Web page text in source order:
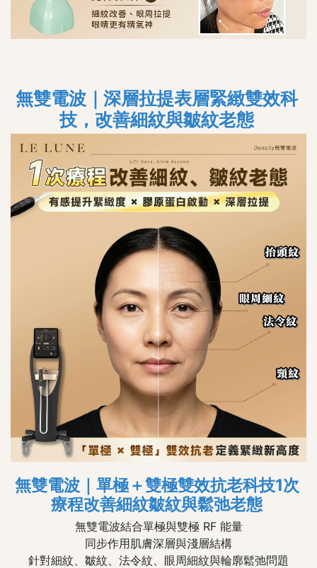
無雙電波｜深層拉提表層緊緻雙效科
技，改善細紋與皺紋老態
無雙電波｜單極＋雙極雙效抗老科技1次
療程改善細紋皺紋與鬆弛老態
無雙電波結合單極與雙極 RF 能量
同步作用肌膚深層與淺層結構
針對細紋、皺紋、法令紋、眼周細紋與輪廓鬆弛問題